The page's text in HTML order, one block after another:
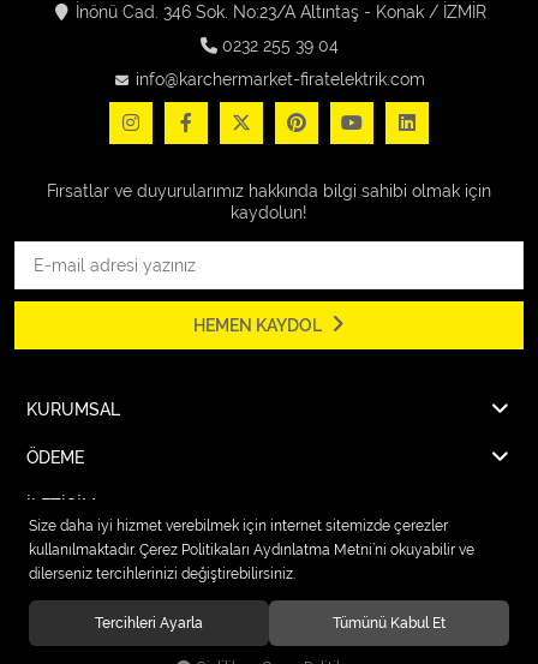
İnönü Cad. 346 Sok. No:23/A Altıntaş - Konak / İZMİR
0232 255 39 04
info@karchermarket-firatelektrik.com
Fırsatlar ve duyurularımız hakkında bilgi sahibi olmak için
kaydolun!
HEMEN KAYDOL
KURUMSAL
ÖDEME
İLETİŞİM
© 2026Karcher Market Fırat Elektrik. Tüm hakları saklıdır.
Size daha iyi hizmet verebilmek için internet sitemizde çerezler
kullanılmaktadır. Çerez Politikaları Aydınlatma Metni’ni okuyabilir ve
dilerseniz tercihlerinizi değiştirebilirsiniz.
Tercihleri Ayarla Tümünü Kabul Et